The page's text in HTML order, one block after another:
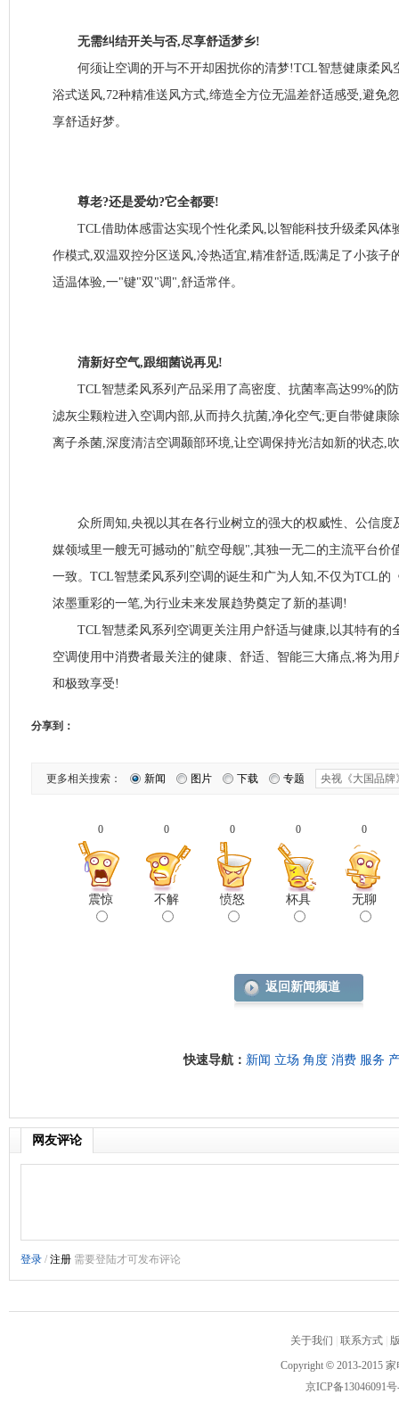
无需纠结开关与否,尽享舒适梦乡!
何须让空调的开与不开却困扰你的清梦!TCL智慧健康柔风
浴式送风,72种精准送风方式,缔造全方位无温差舒适感受,避免
享舒适好梦。
尊老?还是爱幼?它全都要!
TCL借助体感雷达实现个性化柔风,以智能科技升级柔风体
作模式,双温双控分区送风,冷热适宜,精准舒适,既满足了小孩子
适温体验,一"键"双"调",舒适常伴。
清新好空气,跟细菌说再见!
TCL智慧柔风系列产品采用了高密度、抗菌率高达99%的
滤灰尘颗粒进入空调内部,从而持久抗菌,净化空气;更自带健康
离子杀菌,深度清洁空调颞部环境,让空调保持光洁如新的状态,
众所周知,央视以其在各行业树立的强大的权威性、公信度
媒领域里一艘无可撼动的"航空母舰",其独一无二的主流平台价
一致。TCL智慧柔风系列空调的诞生和广为人知,不仅为TCL的
浓墨重彩的一笔,为行业未来发展趋势奠定了新的基调!
TCL智慧柔风系列空调更关注用户舒适与健康,以其特有的
空调使用中消费者最关注的健康、舒适、智能三大痛点,将为用
和极致享受!
分享到：
更多相关搜索： 新闻 图片 下载 专题
0
震惊
0
不解
0
愤怒
0
杯具
0
无聊
返回新闻频道
快速导航： 新闻 立场 角度 消费 服务
网友评论
关于我们 联系方式
Copyright © 2013-2015
京ICP备13046091号